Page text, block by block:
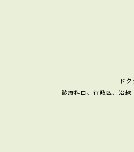
ド
診療科目、行政区、沿